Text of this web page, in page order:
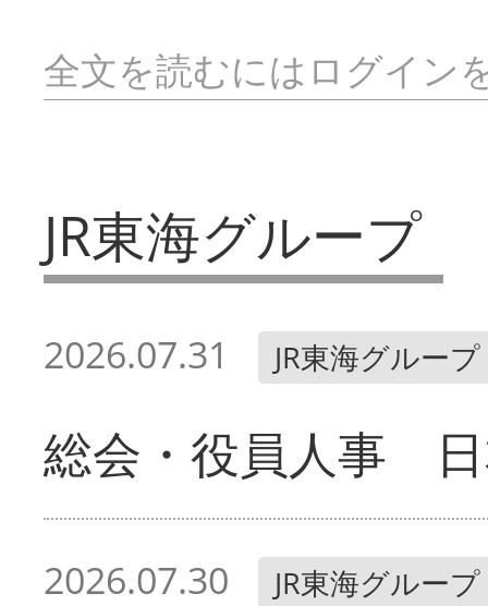
全文を読むにはログイン
JR東海グループ
2026.07.31 JR東海グループ
総会・役員人事
2026.07.30 JR東海グループ